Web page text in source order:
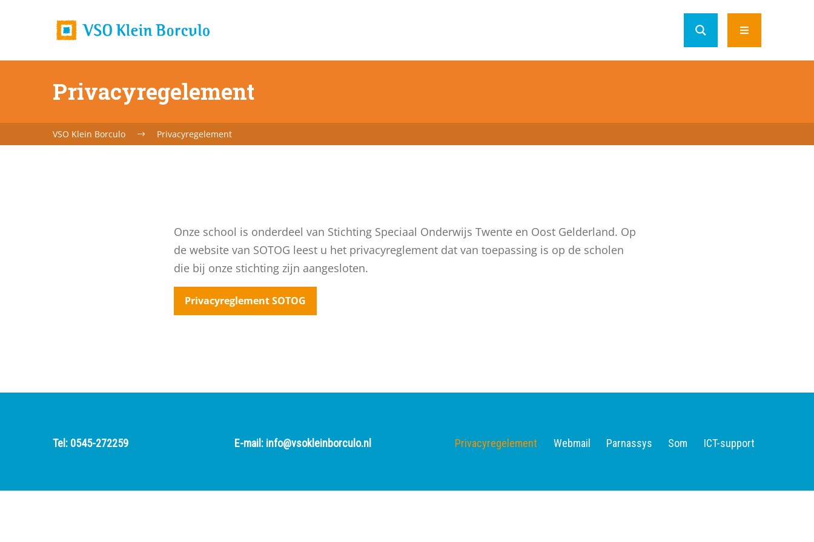
Open
menu
Privacyregelement
VSO Klein Borculo Privacyregelement
Onze school is onderdeel van Stichting Speciaal Onderwijs Twente en Oost Gelderland. Op
de website van SOTOG leest u het privacyreglement dat van toepassing is op de scholen
die bij onze stichting zijn aangesloten.
Privacyreglement SOTOG
Tel: 0545-272259 E-mail: info@vsokleinborculo.nl Privacyregelement Webmail Parnassys Som ICT-support